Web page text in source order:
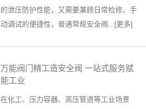
的泄压防护性能，又需要兼顾日常检修、手
动调试的便捷性，普通常规安全阀...[更多]
万能阀门精工造安全阀 一站式服务赋
能工业
在化工、压力容器、高压管道等工业场景